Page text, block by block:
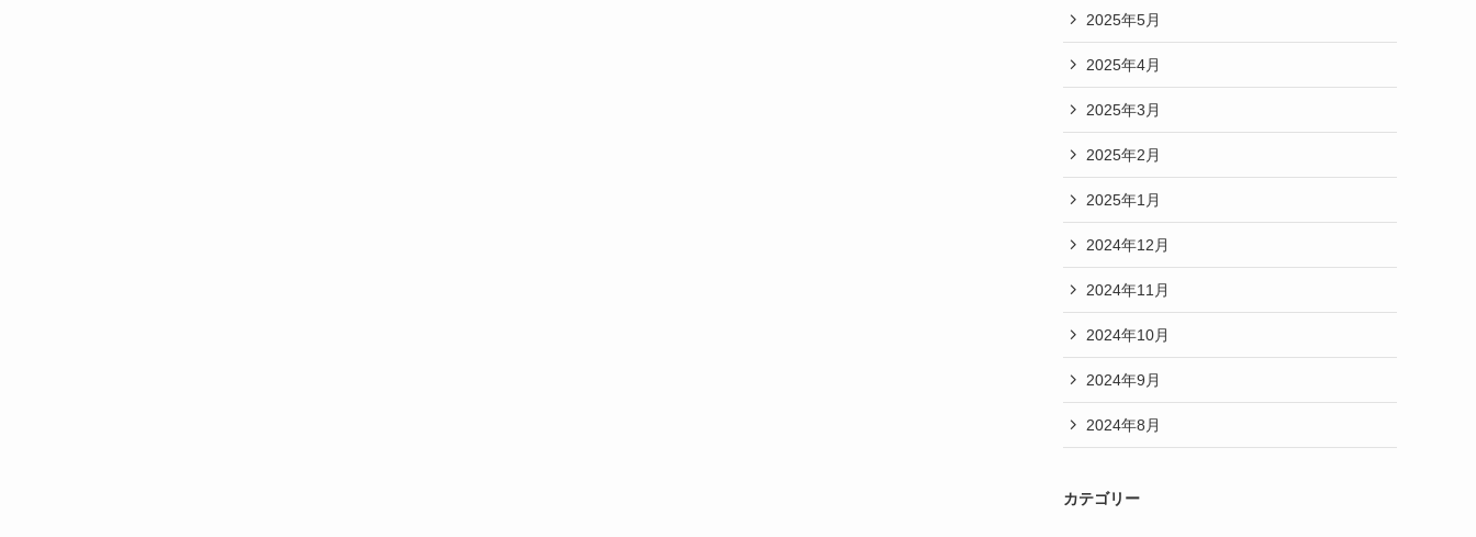
2025年5月
2025年4月
2025年3月
2025年2月
2025年1月
2024年12月
2024年11月
2024年10月
2024年9月
2024年8月
カテゴリー